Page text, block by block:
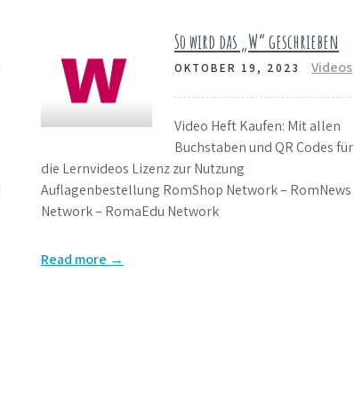
So wird das „W“ geschrieben
OKTOBER 19, 2023 Videos
Video Heft Kaufen: Mit allen
Buchstaben und QR Codes für
die Lernvideos Lizenz zur Nutzung
Auflagenbestellung RomShop Network – RomNews
Network – RomaEdu Network
Read more →